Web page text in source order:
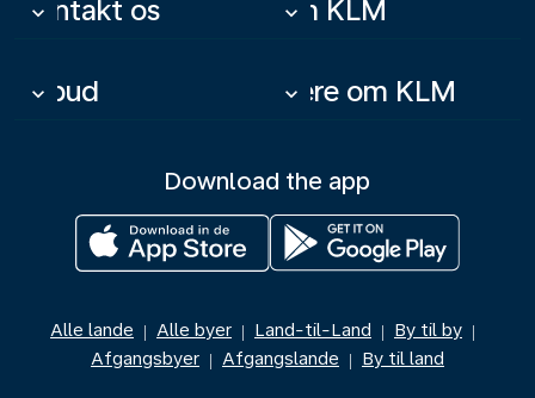
Kontakt os
keyboard_arrow_down Om KLM
keyboard_arrow_down
Tilbud
keyboard_arrow_down Mere om KLM
keyboard_arrow_down
Download the app
Alle lande | Alle byer | Land-til-Land | By til by |
Afgangsbyer | Afgangslande | By til land